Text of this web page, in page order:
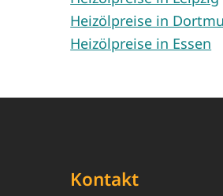
Heizölpreise in
Heizölpreise in Essen
Kontakt